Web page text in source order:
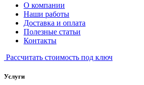
О компании
Наши работы
Доставка и оплата
Полезные статьи
Контакты
Рассчитать стоимость под ключ
Услуги